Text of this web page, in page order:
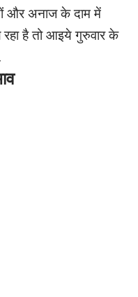
और अनाज के दाम में
रहा है तो आइये गुरुवार के